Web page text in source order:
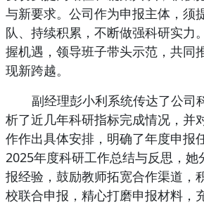
与新要求。公司作为申报主体，须
队、持续积累，不断做强科研实力
握机遇，领导班子带头示范，共同
现新跨越。
副经理彭小利系统传达了公司
析了近几年科研指标完成情况，并
作作出具体安排，明确了年度申报
2025年度科研工作总结与反思，她
报经验，鼓励教师拓宽合作渠道，
校联合申报，精心打磨申报材料，